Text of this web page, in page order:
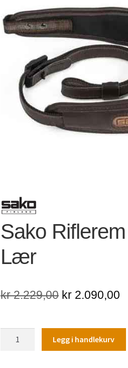
Sako
Lær
kr2.229,00 Opprinnelig
var:
kr 2.229,00.
kr 2.090,00
er:
Legg i handlekurv